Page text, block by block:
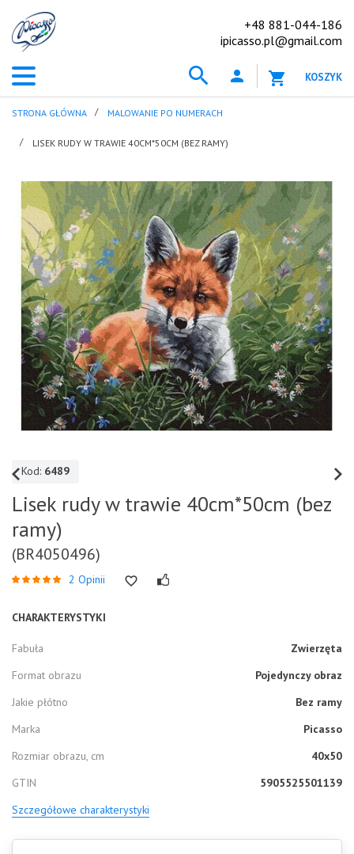
+48 881-044-186
ipicasso.pl@gmail.com
KOSZYK
STRONA GŁÓWNA MALOWANIE PO NUMERACH
LISEK RUDY W TRAWIE 40CM*50CM (BEZ RAMY)
Kod: 6489
Lisek rudy w trawie 40cm*50cm (bez
ramy)
(BR4050496)
2 Opinii
CHARAKTERYSTYKI
Fabuła
Zwierzęta
Format obrazu
Pojedynczy obraz
Jakie płótno
Bez ramy
Marka
Picasso
Rozmiar obrazu, cm
40x50
GTIN
5905525501139
Szczegółowe charakterystyki